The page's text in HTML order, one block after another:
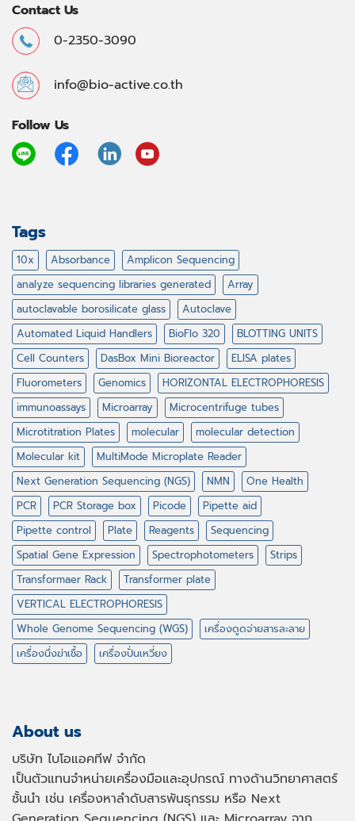
Contact Us
0-2350-3090
info@bio-active.co.th
Follow Us
Tags
10x Absorbance
Amplicon Sequencing
analyze sequencing libraries generated
Array
autoclavable borosilicate glass
Autoclave
Automated Liquid Handlers
BioFlo 320
BLOTTING UNITS
Cell Counters
DasBox Mini Bioreactor
ELISA plates
Fluorometers
Genomics
HORIZONTAL ELECTROPHORESIS
immunoassays
Microarray
Microcentrifuge tubes
Microtitration Plates
molecular
molecular detection
Molecular kit
MultiMode Microplate Reader
Next Generation Sequencing (NGS)
NMN
One Health
PCR
PCR Storage box Picode
Pipette aid
Pipette control
Plate Reagents
Sequencing
Spatial Gene Expression
Spectrophotometers
Strips
Transformaer Rack
Transformer plate
VERTICAL ELECTROPHORESIS
Whole Genome Sequencing (WGS)
เครื่องดูดจ่ายสารละลาย
เครื่องนึ่งฆ่าเชื้อ
เครื่องปั่นเหวี่ยง
About us
บริษัท ไบโอแอคทีฟ จำกัด
เป็นตัวแทนจำหน่ายเครื่องมือและอุปกรณ์ ทางด้านวิทยาศาสตร์
ชั้นนำ เช่น เครื่องหาลำดับสารพันธุกรรม หรือ Next